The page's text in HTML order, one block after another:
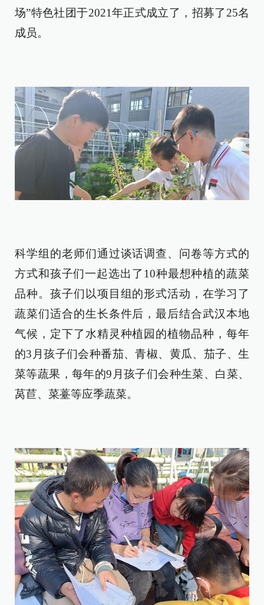
场”特色社团于2021年正式成立了，招募了25名
成员。
科学组的老师们通过谈话调查、问卷等方式的
方式和孩子们一起选出了10种最想种植的蔬菜
品种。孩子们以项目组的形式活动，在学习了
蔬菜们适合的生长条件后，最后结合武汉本地
气候，定下了水精灵种植园的植物品种，每年
的3月孩子们会种番茄、青椒、黄瓜、茄子、生
菜等蔬果，每年的9月孩子们会种生菜、白菜、
莴苣、菜薹等应季蔬菜。